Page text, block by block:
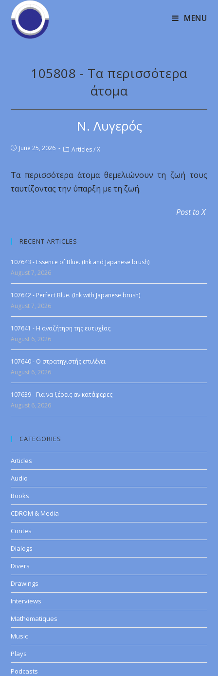
MENU
105808 - Τα περισσότερα
άτομα
Ν. Λυγερός
June 25, 2026 Articles / X
Τα περισσότερα άτομα θεμελιώνουν τη ζωή τους
ταυτίζοντας την ύπαρξη με τη ζωή.
Post to X
RECENT ARTICLES
107643 - Essence of Blue. (Ink and Japanese brush)
August 7, 2026
107642 - Perfect Blue. (Ink with Japanese brush)
August 7, 2026
107641 - Η αναζήτηση της ευτυχίας
August 6, 2026
107640 - Ο στρατηγιστής επιλέγει
August 6, 2026
107639 - Για να ξέρεις αν κατάφερες
August 6, 2026
CATEGORIES
Articles
Audio
Books
CDROM & Media
Contes
Dialogs
Divers
Drawings
Interviews
Mathematiques
Music
Plays
Podcasts